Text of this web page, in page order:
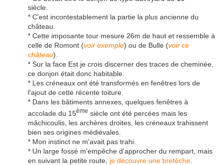
siècle.
* C'est incontestablement la partie la plus ancienne du
château.
* Cette imposante tour mesure 26m de haut et ressemble à
celle de Romont (voir exemple) ou de Bulle (voir ce
château).
* Sur la face Est je crois discerner des traces de cheminée,
ce donjon était donc habitable.
* Les créneaux ont été transformés en fenêtres lors de
l'ajout de cette récente toiture.
* Dans les bâtiments annexes, quelques fenêtres à
accolade du 15ème siècle ont été percées mais les
mâchicoulis, les archères droites, les créneaux trahissent
bien ses origines médiévales.
* Mon instinct ne m'avait pas trahi.
* Un large fossé m'empêche d'approcher du rempart, mais
en suivant la petite route, je découvre une bretèche